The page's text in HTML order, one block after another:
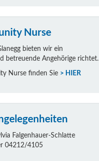
Nurse
bieten wir ein
betreuende Angehörige richtet.
Nurse finden Sie > HIER
Falgenhauer-Schlatte
04212/4105